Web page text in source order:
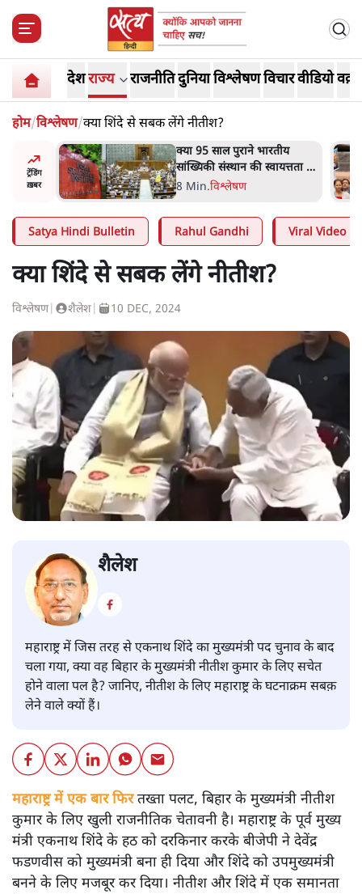
देशराज्य राजनीतिदुनियाविश्लेषणविचारवीडियो
होम/विश्लेषण/क्या शिंदे से सबक लेंगे नीतीश?
ट्रेंडिंग
ख़बर
पर
शाह के ख़िलाफ़ संसद में विपक्ष का
मार्च, 'गृह मंत्री मुंह छुपा रहे हैं
क्योंकि वो छात्रों के गुनहगार हैं'
5 Min.देश
Satya Hindi Bulletin Rahul Gandhi Viral Video
क्या शिंदे से सबक लेंगे नीतीश?
विश्लेषण| शैलेश 10 DEC, 2024
शैलेश
महाराष्ट्र में जिस तरह से एकनाथ शिंदे का मुख्यमंत्री पद चुनाव के बाद
चला गया, क्या वह बिहार के मुख्यमंत्री नीतीश कुमार के लिए सचेत
होने वाला पल है? जानिए, नीतीश के लिए महाराष्ट्र के घटनाक्रम सबक़
लेने वाले क्यों हैं।
महाराष्ट्र में एक बार फिरतख्ता पलट, बिहार के मुख्यमंत्री नीतीश
कुमार के लिए खुली राजनीतिक चेतावनी है। महाराष्ट्र के पूर्व मुख्य
मंत्री एकनाथ शिंदे के हठ को दरकिनार करके बीजेपी ने देवेंद्र
फडणवीस को मुख्यमंत्री बना ही दिया और शिंदे को उपमुख्यमंत्री
बनने के लिए मजबूर कर दिया। नीतीश और शिंदे में एक समानता